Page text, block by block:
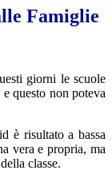
Famiglie
giorni le scuole
questo non poteva
è risultato a bassa
vera e propria, ma
classe.